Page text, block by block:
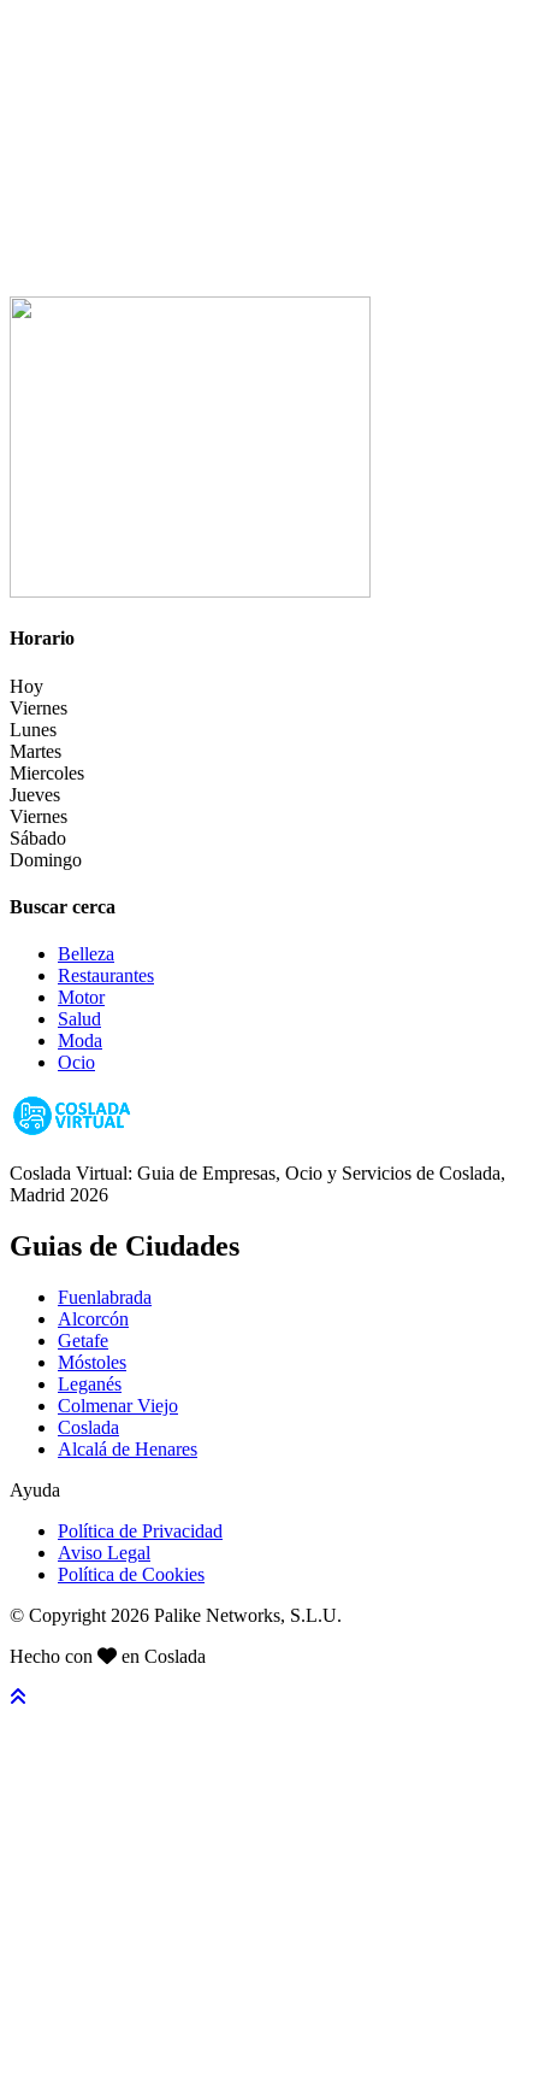
Horario
Hoy
Viernes
Lunes
Martes
Miercoles
Jueves
Viernes
Sábado
Domingo
Buscar cerca
Belleza
Restaurantes
Motor
Salud
Moda
Ocio
Coslada Virtual: Guia de Empresas, Ocio y Servicios de Coslada,
Madrid 2026
Guias de Ciudades
Fuenlabrada
Alcorcón
Getafe
Móstoles
Leganés
Colmenar Viejo
Coslada
Alcalá de Henares
Ayuda
Política de Privacidad
Aviso Legal
Política de Cookies
© Copyright 2026 Palike Networks, S.L.U.
Hecho con
en Coslada